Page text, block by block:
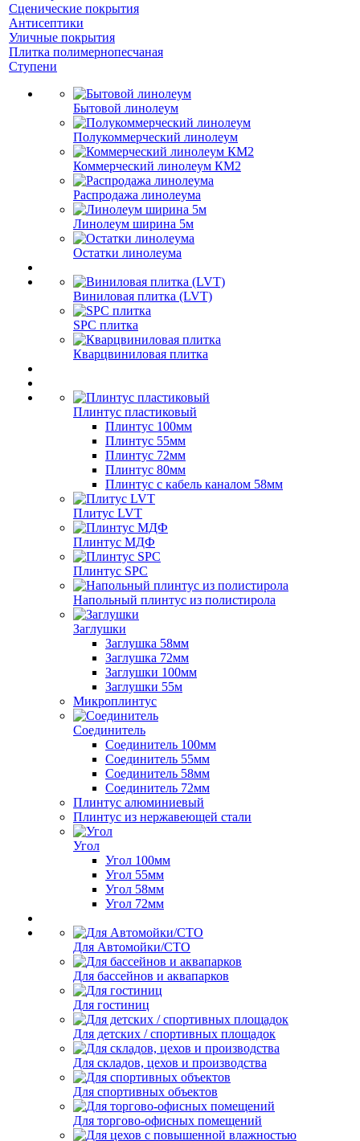
Сценические покрытия
Антисептики
Уличные покрытия
Плитка полимернопесчаная
Ступени
Бытовой линолеум
Полукоммерческий линолеум
Коммерческий линолеум КМ2
Распродажа линолеума
Линолеум ширина 5м
Остатки линолеума
Виниловая плитка (LVT)
SPC плитка
Кварцвиниловая плитка
Плинтус пластиковый
Плинтус 100мм
Плинтус 55мм
Плинтус 72мм
Плинтус 80мм
Плинтус с кабель каналом 58мм
Плитус LVT
Плинтус МДФ
Плинтус SPC
Напольный плинтус из полистирола
Заглушки
Заглушка 58мм
Заглушка 72мм
Заглушки 100мм
Заглушки 55м
Микроплинтус
Соединитель
Соединитель 100мм
Соединитель 55мм
Соединитель 58мм
Соединитель 72мм
Плинтус алюминиевый
Плинтус из нержавеющей стали
Угол
Угол 100мм
Угол 55мм
Угол 58мм
Угол 72мм
Для Автомойки/СТО
Для бассейнов и аквапарков
Для гостиниц
Для детских / спортивных площадок
Для складов, цехов и производства
Для спортивных объектов
Для торгово-офисных помещений